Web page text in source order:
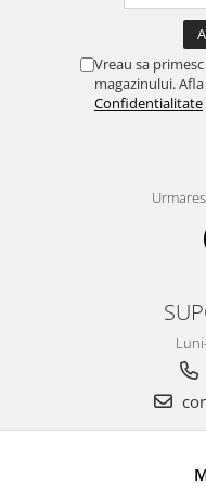
Compresoare auto si
Intretinere interior/
Modulatoare FM
Decoratiuni, ornamente
Accesorii si componente
Decoratiuni luminoase
Furtun - Tub - rola
Vreau sa
magazinului.
Confidentialitate